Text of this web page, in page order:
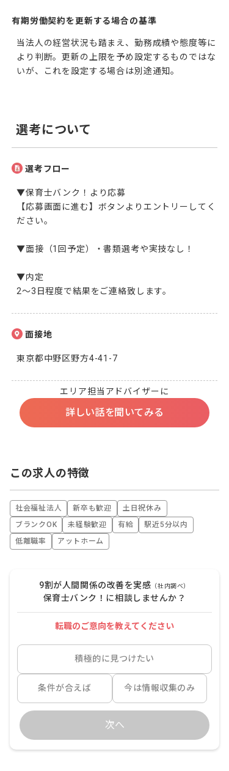
有期労働契約を更新する場合の基準
当法人の経営状況も踏まえ、勤務成績や態度等に
より判断。更新の上限を予め設定するものではな
いが、これを設定する場合は別途通知。
選考について
選考フロー
▼保育士バンク！より応募
【応募画面に進む】ボタンよりエントリーしてく
ださい。
▼面接（1回予定）・書類選考や実技なし！
▼内定
2～3日程度で結果をご連絡致します。
面接地
東京都中野区野方4-41-7
エリア担当アドバイザーに
詳しい話を聞いてみる
この求人の特徴
社会福祉法人 新卒も歓迎
土日祝休み
ブランクOK
未経験歓迎 有給
駅近5分以内
低離職率
アットホーム
9割が人間関係の改善を実感 （社内調べ）
保育士バンク！に相談しませんか？
転職のご意向を教えてください
積極的に見つけたい
条件が合えば 今は情報収集のみ
次へ